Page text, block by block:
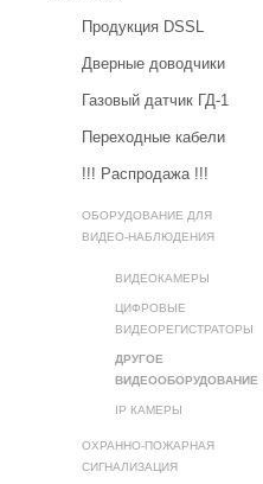
Продукция DSSL
Дверные доводчики
Газовый датчик ГД-1
Переходные кабели
!!! Распродажа !!!
ОБОРУДОВАНИЕ ДЛЯ
ВИДЕО-НАБЛЮДЕНИЯ
ВИДЕОКАМЕРЫ
ЦИФРОВЫЕ
ВИДЕОРЕГИСТРАТОРЫ
ДРУГОЕ
ВИДЕООБОРУДОВАНИЕ
IP КАМЕРЫ
ОХРАННО-ПОЖАРНАЯ
СИГНАЛИЗАЦИЯ